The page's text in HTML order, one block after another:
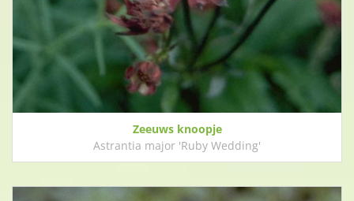
Zeeuws knoopje
Astrantia major 'Ruby Wedding'